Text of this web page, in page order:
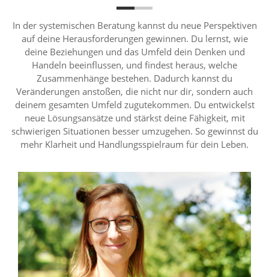
In der systemischen Beratung kannst du neue Perspektiven
auf deine Herausforderungen gewinnen. Du lernst, wie
deine Beziehungen und das Umfeld dein Denken und
Handeln beeinflussen, und findest heraus, welche
Zusammenhänge bestehen. Dadurch kannst du
Veränderungen anstoßen, die nicht nur dir, sondern auch
deinem gesamten Umfeld zugutekommen. Du entwickelst
neue Lösungsansätze und stärkst deine Fähigkeit, mit
schwierigen Situationen besser umzugehen. So gewinnst du
mehr Klarheit und Handlungsspielraum für dein Leben.